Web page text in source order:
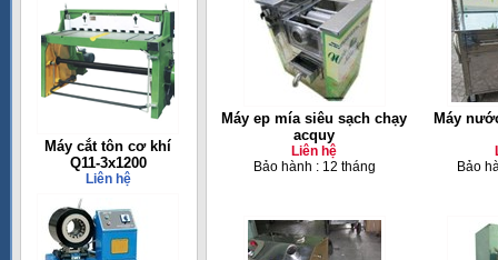
Máy cắt tôn cơ khí
Q11-3x1200
Liên hệ
Máy ep mía siêu sạch chạy
acquy
Liên hệ
Bảo hành : 12 tháng
Máy
Bảo